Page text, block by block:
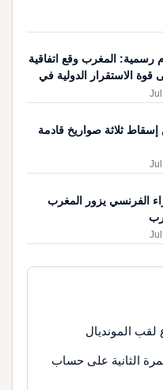
رسمية: المغرب وقع اتفاقية
قوة الاستقرار الدولية في
إسقاط ثلاثة صواريخ قادمة
الفرنسي يزور المغرب
لقب المونديال
الثانية على حساب